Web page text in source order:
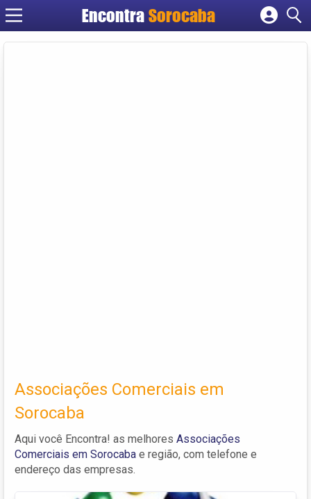
EncontraSorocaba
Cadastrar empresa
Associações Comerciais em
Sorocaba
Aqui você Encontra! as melhores Associações
Comerciais em Sorocaba e região, com telefone e
endereço das empresas.